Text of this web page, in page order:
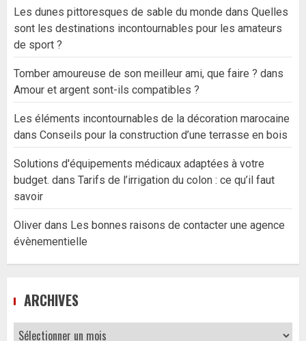
Les dunes pittoresques de sable du monde dans Quelles
sont les destinations incontournables pour les amateurs
de sport ?
Tomber amoureuse de son meilleur ami, que faire ? dans
Amour et argent sont-ils compatibles ?
Les éléments incontournables de la décoration marocaine
dans Conseils pour la construction d’une terrasse en bois
Solutions d'équipements médicaux adaptées à votre
budget. dans Tarifs de l’irrigation du colon : ce qu’il faut
savoir
Oliver dans Les bonnes raisons de contacter une agence
évènementielle
ARCHIVES
Archives